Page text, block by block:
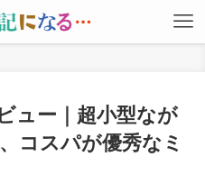
ュー｜超小型なが
コスパが優秀なミ